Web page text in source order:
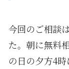
今回のご相談
た。朝に無料
の日の夕方4時